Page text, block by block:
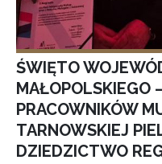
ŚWIĘTO
MAŁOPOLSKIEGO
PRACOWNIKÓW
TARNOWSKIEJ
DZIEDZICTWO